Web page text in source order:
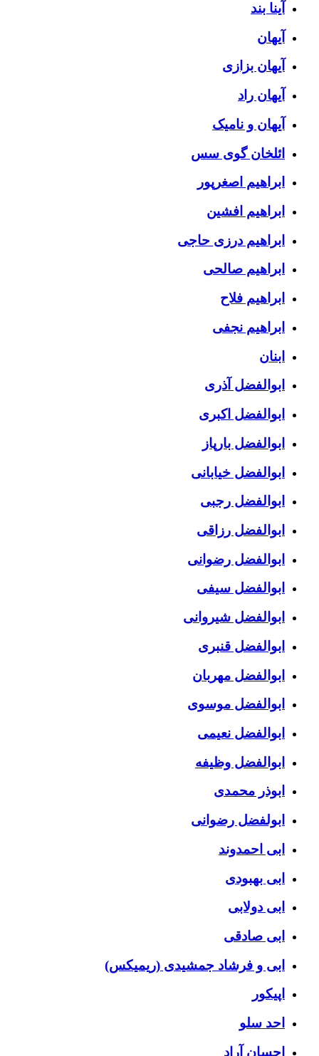
آینا بند
آیهان
آیهان بزازی
آیهان راد
آیهان و نامیک
ائلخان گوی سس
ابراهیم اصغرپور
ابراهیم افشین
ابراهیم درزی حاجی
ابراهیم صالحی
ابراهیم فلاح
ابراهیم نجفی
ابنان
ابوالفضل آذری
ابوالفضل اکبری
ابوالفضل بارپاز
ابوالفضل خیابانی
ابوالفضل رجبی
ابوالفضل رزاقی
ابوالفضل رضوانی
ابوالفضل سیفی
ابوالفضل شیروانی
ابوالفضل قنبری
ابوالفضل مهربان
ابوالفضل موسوی
ابوالفضل نعیمی
ابوالفضل وظیفه
ابوذر محمدی
ابولفضل رضوانی
ابی احمدوند
ابی بهبودی
ابی دولابی
ابی صادقی
ابی و فرشاد جمشیدی (ریمیکس)
اپیکور
احد سلو
احسان آراد